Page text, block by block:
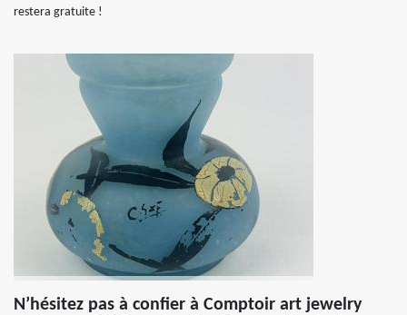
restera gratuite !
N’hésitez pas à confier à Comptoir art jewelry